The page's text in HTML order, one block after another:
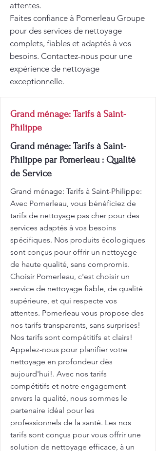
attentes.
Faites confiance à Pomerleau Groupe
pour des services de nettoyage
complets, fiables et adaptés à vos
besoins. Contactez-nous pour une
expérience de nettoyage
exceptionnelle.
Grand ménage: Tarifs à Saint-
Philippe
Grand ménage: Tarifs à Saint-
Philippe par Pomerleau : Qualité
de Service
Grand ménage: Tarifs à Saint-Philippe:
Avec Pomerleau, vous bénéficiez de
tarifs de nettoyage pas cher pour des
services adaptés à vos besoins
spécifiques. Nos produits écologiques
sont conçus pour offrir un nettoyage
de haute qualité, sans compromis.
Choisir Pomerleau, c'est choisir un
service de nettoyage fiable, de qualité
supérieure, et qui respecte vos
attentes. Pomerleau vous propose des
nos tarifs transparents, sans surprises!
Nos tarifs sont compétitifs et clairs!
Appelez-nous pour planifier votre
nettoyage en profondeur dès
aujourd'hui!. Avec nos tarifs
compétitifs et notre engagement
envers la qualité, nous sommes le
partenaire idéal pour les
professionnels de la santé. Les nos
tarifs sont conçus pour vous offrir une
solution de nettoyage efficace, à un